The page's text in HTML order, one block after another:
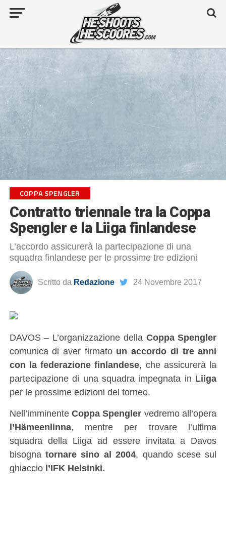
COPPA SPENGLER
Contratto triennale tra la Coppa
Spengler e la Liiga finlandese
L’accordo assicurerà la partecipazione di una
squadra finlandese per le prossime tre edizioni
Scritto da Redazione 24 Novembre 2017
DAVOS – L’organizzazione della Coppa Spengler
comunica di aver firmato un accordo di tre anni
con la federazione finlandese, che assicurerà la
partecipazione di una squadra impegnata in Liiga
per le prossime edizioni del torneo.
Nell’imminenteCoppa Spengler vedremo all’opera
l’Hämeenlinna, mentre per trovare l’ultima
squadra della Liiga ad essere invitata a Davos
bisognatornare sino al 2004, quando scese sul
ghiaccio l’IFK Helsinki.